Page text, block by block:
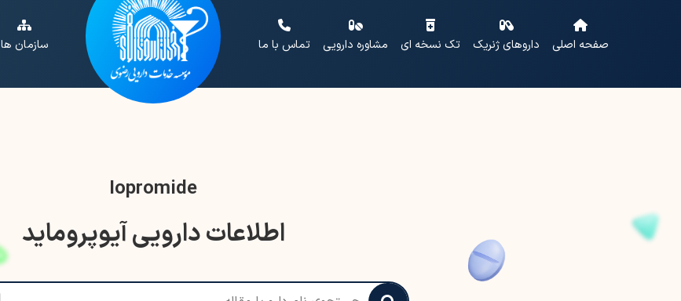
صفحه اصلی داروهای ژنریک تک نسخه ای مشاوره دارویی تماس با ما سازمان ها
Iopromide
اطلاعات دارویی آیوپروماید